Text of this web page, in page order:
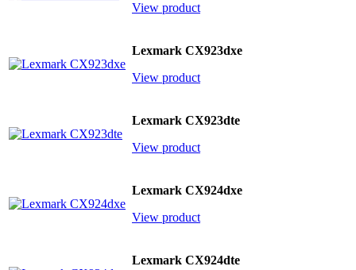
View product
Lexmark CX923dxe
View product
Lexmark CX923dte
View product
Lexmark CX924dxe
View product
Lexmark CX924dte